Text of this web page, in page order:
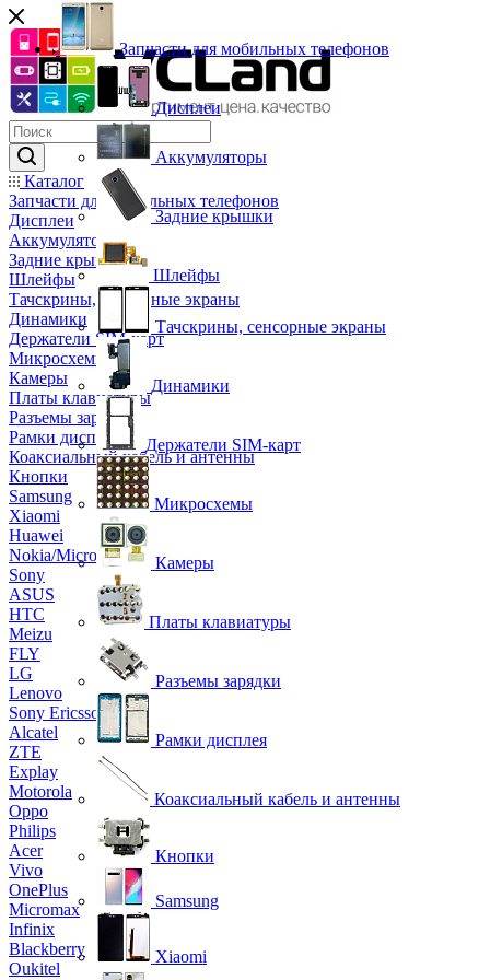
Каталог
Запчасти для мобильных телефонов
Дисплеи
Аккумуляторы
Задние крышки
Шлейфы
Тачскрины, сенсорные экраны
Динамики
Держатели SIM-карт
Микросхемы
Камеры
Платы клавиатуры
Разъемы зарядки
Рамки дисплея
Коаксиальный кабель и антенны
Кнопки
Samsung
Xiaomi
Huawei
Nokia/Microsoft
Sony
ASUS
HTC
Meizu
FLY
LG
Lenovo
Sony Ericsson
Alcatel
ZTE
Explay
Motorola
Oppo
Philips
Acer
Vivo
OnePlus
Micromax
Infinix
Blackberry
Oukitel
Запчасти для мобильных телефонов
Дисплеи
Аккумуляторы
Задние крышки
Шлейфы
Тачскрины, сенсорные экраны
Динамики
Держатели SIM-карт
Микросхемы
Камеры
Платы клавиатуры
Разъемы зарядки
Рамки дисплея
Коаксиальный кабель и антенны
Кнопки
Samsung
Xiaomi